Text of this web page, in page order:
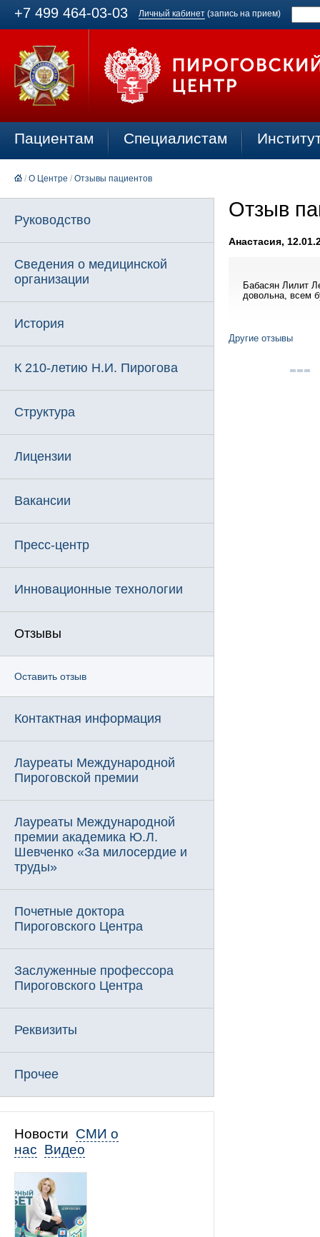
+7 499 464-03-03 Личный кабинет (запись на прием)
Пациентам Специалистам
/ О Центре / Отзывы пациентов
Руководство
Сведения о медицинской
организации
История
К 210-летию Н.И. Пирогова
Структура
Лицензии
Вакансии
Пресс-центр
Инновационные технологии
Отзывы
Оставить отзыв
Контактная информация
Лауреаты Международной
Пироговской премии
Лауреаты Международной
премии академика Ю.Л.
Шевченко «За милосердие и
труды»
Почетные доктора
Пироговского Центра
Заслуженные профессора
Пироговского Центра
Реквизиты
Прочее
Новости СМИ о
нас Видео
Отзыв
Анастасия,
Бабасян Лилит
довольна, всем
Другие отзывы